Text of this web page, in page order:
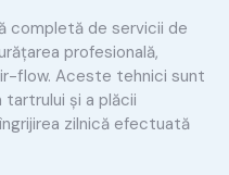
completă de servicii de
profesională,
flow. Aceste tehnici sunt
și a plăcii
zilnică efectuată